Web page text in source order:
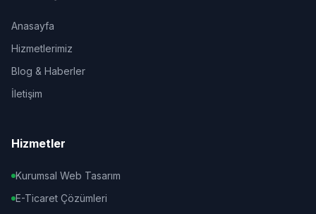
Anasayfa
Hizmetlerimiz
Blog & Haberler
İletişim
Hizmetler
Kurumsal Web Tasarım
E-Ticaret Çözümleri